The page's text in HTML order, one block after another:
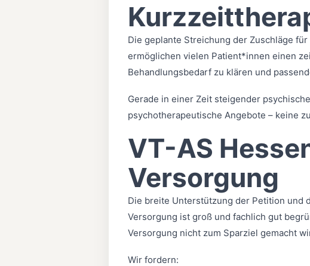
Die geplante Streichung der Zuschläge
ermöglichen vielen Patient*innen einen
Behandlungsbedarf zu klären und
Gerade in einer Zeit steigender
psychotherapeutische Angebote – keine
VT-AS
Versorgung
Die breite Unterstützung der Petition und
Versorgung ist groß und fachlich gut
Versorgung nicht zum Sparziel gemacht
Wir fordern: